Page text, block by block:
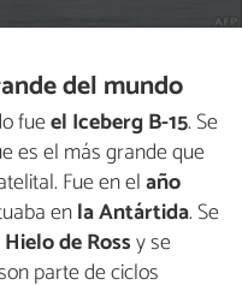
del mundo
fueel Iceberg B-15. Se
es el más grande que
Fue en elaño
enla Antártida. Se
de Rossy se
parte de ciclos